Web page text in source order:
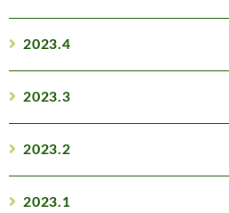
2023.4
2023.3
2023.2
2023.1